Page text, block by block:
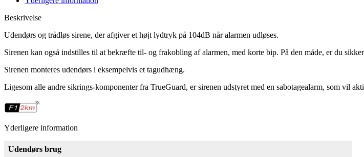
Beskrivelse
Udendørs og trådløs sirene, der afgiver et højt lydtryk på 104dB når alarmen udløses.
Sirenen kan også indstilles til at bekræfte til- og frakobling af alarmen, med korte bip. På den måde, er du
Sirenen monteres udendørs i eksempelvis et tagudhæng.
Ligesom alle andre sikrings-komponenter fra TrueGuard, er sirenen udstyret med en sabotagealarm, som vil
Yderligere information
Udendørs brug